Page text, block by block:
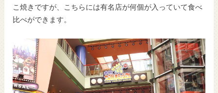
こ焼きですが、こちらには有名店が何個が入っていて食べ
比べができます。